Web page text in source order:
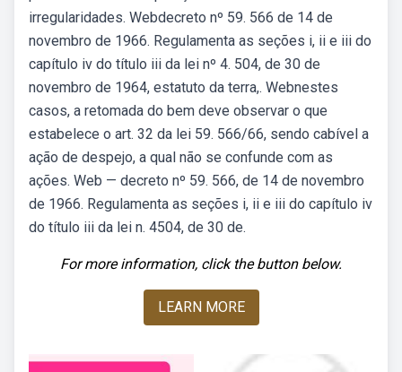
irregularidades. Webdecreto nº 59. 566 de 14 de
novembro de 1966. Regulamenta as seções i, ii e iii do
capítulo iv do título iii da lei nº 4. 504, de 30 de
novembro de 1964, estatuto da terra,. Webnestes
casos, a retomada do bem deve observar o que
estabelece o art. 32 da lei 59. 566/66, sendo cabível a
ação de despejo, a qual não se confunde com as
ações. Web — decreto nº 59. 566, de 14 de novembro
de 1966. Regulamenta as seções i, ii e iii do capítulo iv
do título iii da lei n. 4504, de 30 de.
For more information, click the button below.
LEARN MORE